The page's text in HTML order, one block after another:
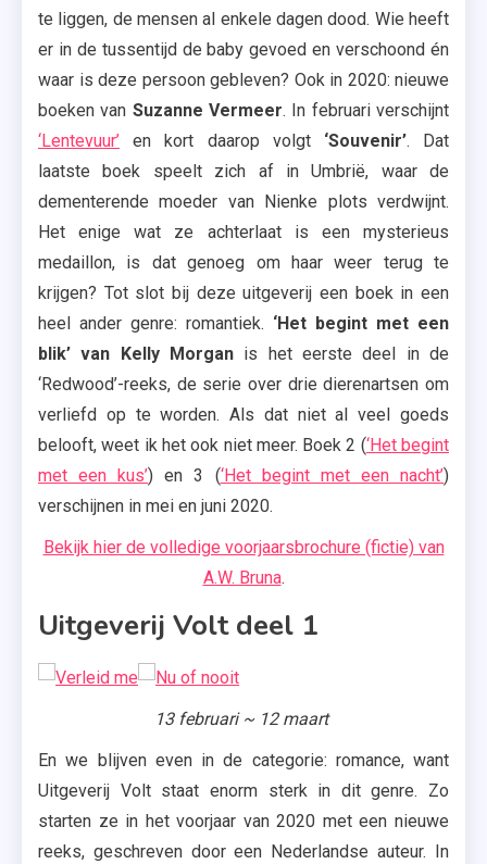
Vi
Keeland
,
Volt
,
Voorjaar
,
2020
,
,
Young &
Awesome
te liggen, de mensen al enkele dagen dood. Wie heeft
er in de tussentijd de baby gevoed en verschoond én
waar is deze persoon gebleven? Ook in 2020: nieuwe
boeken van Suzanne Vermeer. In februari verschijnt
‘Lentevuur’ en kort daarop volgt‘Souvenir’. Dat
laatste boek speelt zich af in Umbrië, waar de
dementerende moeder van Nienke plots verdwijnt.
Het enige wat ze achterlaat is een mysterieus
medaillon, is dat genoeg om haar weer terug te
krijgen? Tot slot bij deze uitgeverij een boek in een
heel ander genre: romantiek. ‘Het begint met een
blik’ van Kelly Morgan is het eerste deel in de
‘Redwood’-reeks, de serie over drie dierenartsen om
verliefd op te worden. Als dat niet al veel goeds
belooft, weet ik het ook niet meer. Boek 2 (‘Het begint
met een kus’) en 3 (‘Het begint met een nacht’)
verschijnen in mei en juni 2020.
Bekijk hier de volledige voorjaarsbrochure (fictie) van
A.W. Bruna.
Uitgeverij Volt deel 1
13 februari ~ 12 maart
En we blijven even in de categorie: romance, want
Uitgeverij Volt staat enorm sterk in dit genre. Zo
starten ze in het voorjaar van 2020 met een nieuwe
reeks, geschreven door een Nederlandse auteur. In